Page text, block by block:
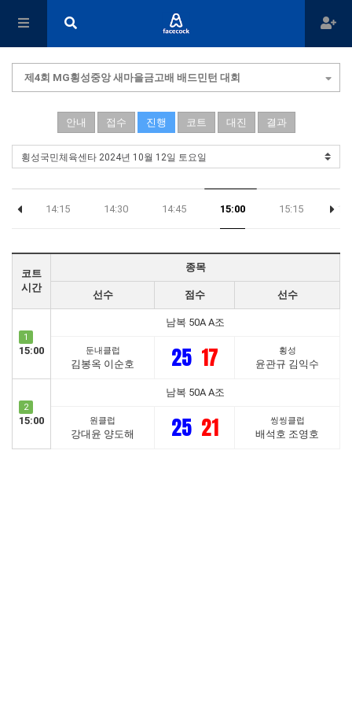
제4회 MG횡성중앙 새마을금고배 배드민턴 대회
안내 접수 진행 코트 대진 결과
14:15 14:30 14:45 15:00 15:15
코트
시간
종목
선수 점수 선수
1
15:00
남복 50A A조
둔내클럽
김봉옥 이순호 25 17 횡성
윤관규 김익수
2
15:00
남복 50A A조
원클럽
강대윤 양도해 25 21 씽씽클럽
배석호 조영호